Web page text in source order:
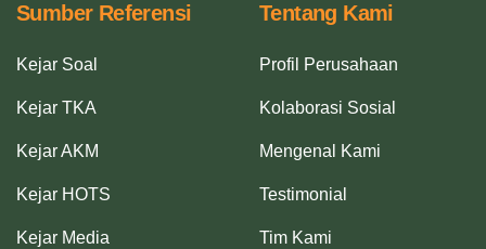
Sumber Referensi
Kejar Soal
Kejar TKA
Kejar AKM
Kejar HOTS
Kejar Media
Tentang Kami
Profil Perusahaan
Kolaborasi Sosial
Mengenal Kami
Testimonial
Tim Kami